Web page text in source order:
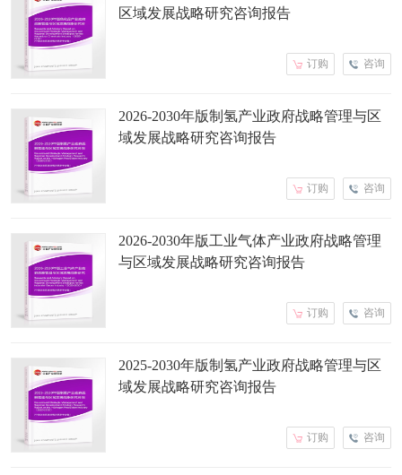
区域发展战略研究咨询报告
咨询
订购
2026-2030年版制氢产业政府战略管理与区
域发展战略研究咨询报告
咨询
订购
2026-2030年版工业气体产业政府战略管理
与区域发展战略研究咨询报告
咨询
订购
2025-2030年版制氢产业政府战略管理与区
域发展战略研究咨询报告
咨询
订购